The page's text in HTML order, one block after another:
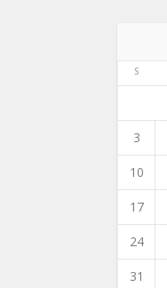
S
3
10
17
24
31